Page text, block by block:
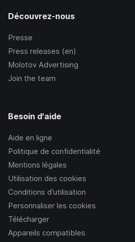
Découvrez-nous
Presse
Press releases (en)
Molotov Advertising
Join the team
Besoin d'aide
Aide en ligne
Politique de confidentialité
Mentions légales
Utilisation des cookies
Conditions d’utilisation
Personnaliser les cookies
Télécharger
Appareils compatibles